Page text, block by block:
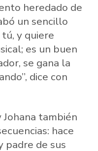
heredado de
un sencillo
y quiere
es un buen
se gana la
dice con
Johana también
hace
padre de sus